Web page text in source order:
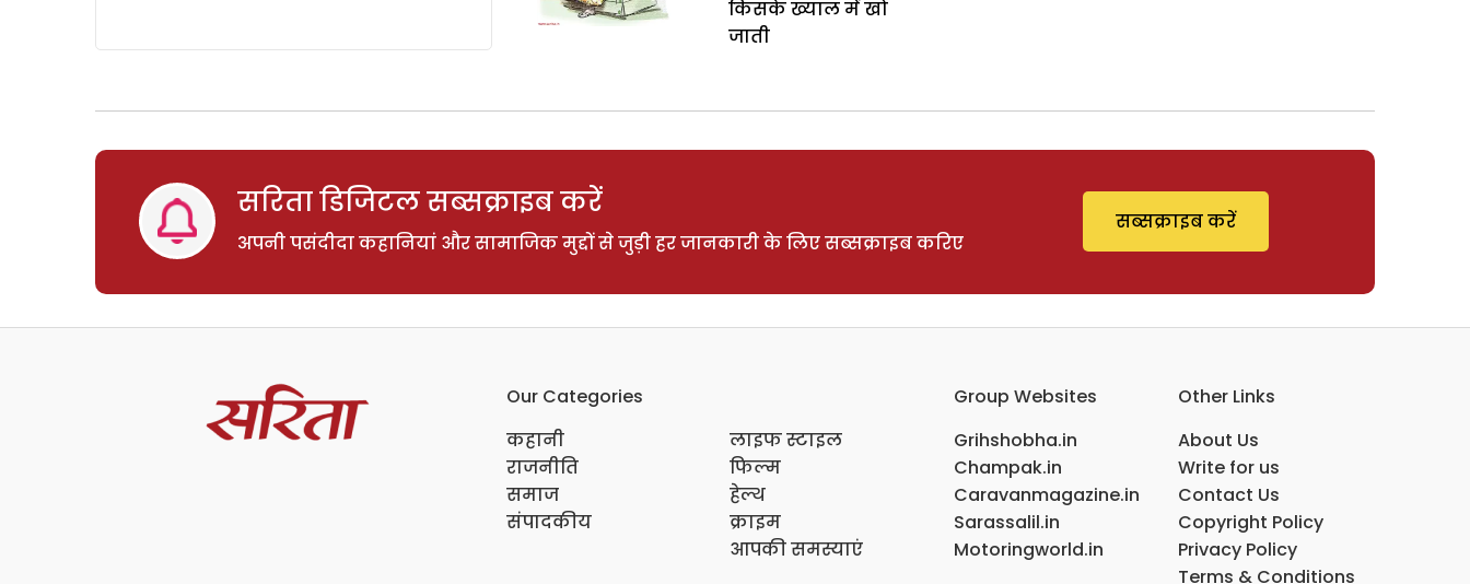
किसके ख्याल में खो
जाती
सरिता डिजिटल सब्सक्राइब करें
अपनी पसंदीदा कहानियां और सामाजिक मुद्दों से जुड़ी हर जानकारी के लिए सब्सक्राइब करिए
सब्सक्राइब करें
Our Categories
कहानी
राजनीति
समाज
संपादकीय
लाइफ स्टाइल
फिल्म
हेल्थ
क्राइम
आपकी समस्याएं
Group Websites
Grihshobha.in
Champak.in
Caravanmagazine.in
Sarassalil.in
Motoringworld.in
Other Links
About Us
Write for us
Contact Us
Copyright Policy
Privacy Policy
Terms & Conditions